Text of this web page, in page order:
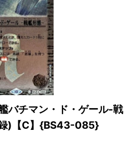
バチマン・ド・ゲール-戦
)【C】{BS43-085}